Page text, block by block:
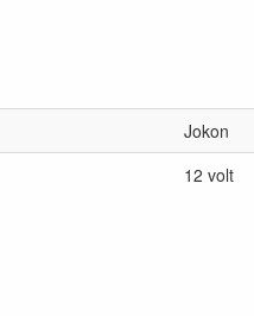
Jokon
12 volt